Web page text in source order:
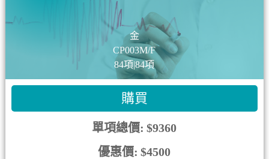
金
CP003M/F
84項|84項
購買
單項總價: $9360
優惠價: $4500